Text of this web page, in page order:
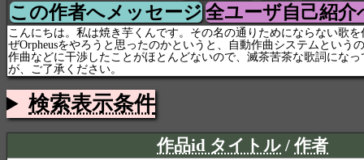
この作者へメッセージ全ユーザ自己紹介
こんにちは。私は焼き芋くんです。その名の通りためにならない歌
ぜOrpheusをやろうと思ったのかというと、自動作曲システムという
作曲などに干渉したことがほとんどないので、滅茶苦茶な歌詞にな
が、ご了承ください。
検索表示条件
作品id タイトル /作者